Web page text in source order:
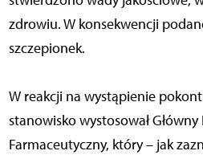
zdrowiu. W konsekwencji
szczepionek.
W reakcji na wystąpienie
stanowisko wystosował
Farmaceutyczny, który – jak